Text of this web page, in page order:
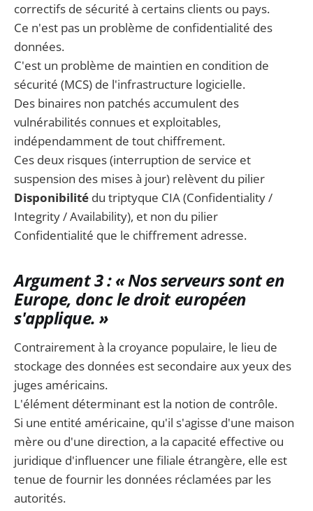
correctifs de sécurité à certains clients ou pays.
Ce n'est pas un problème de confidentialité des
données.
C'est un problème de maintien en condition de
sécurité (MCS) de l'infrastructure logicielle.
Des binaires non patchés accumulent des
vulnérabilités connues et exploitables,
indépendamment de tout chiffrement.
Ces deux risques (interruption de service et
suspension des mises à jour) relèvent du pilier
Disponibilité du triptyque CIA (Confidentiality /
Integrity / Availability), et non du pilier
Confidentialité que le chiffrement adresse.
Argument 3 : « Nos serveurs sont en
Europe, donc le droit européen
s'applique. »
Contrairement à la croyance populaire, le lieu de
stockage des données est secondaire aux yeux des
juges américains.
L'élément déterminant est la notion de contrôle.
Si une entité américaine, qu'il s'agisse d'une maison
mère ou d'une direction, a la capacité effective ou
juridique d'influencer une filiale étrangère, elle est
tenue de fournir les données réclamées par les
autorités.